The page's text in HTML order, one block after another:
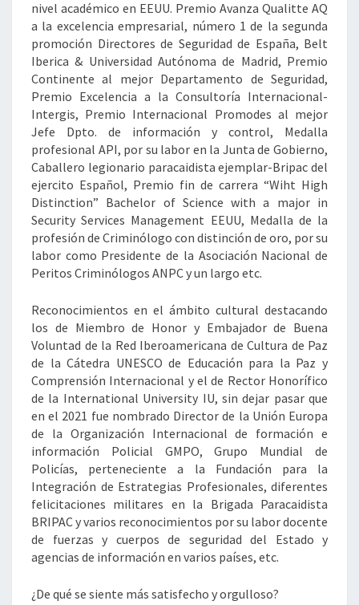
nivel académico en EEUU. Premio Avanza Qualitte AQ
a la excelencia empresarial, número 1 de la segunda
promoción Directores de Seguridad de España, Belt
Iberica & Universidad Autónoma de Madrid, Premio
Continente al mejor Departamento de Seguridad,
Premio Excelencia a la Consultoría Internacional-
Intergis, Premio Internacional Promodes al mejor
Jefe Dpto. de información y control, Medalla
profesional API, por su labor en la Junta de Gobierno,
Caballero legionario paracaidista ejemplar-Bripac del
ejercito Español, Premio fin de carrera “Wiht High
Distinction” Bachelor of Science with a major in
Security Services Management EEUU, Medalla de la
profesión de Criminólogo con distinción de oro, por su
labor como Presidente de la Asociación Nacional de
Peritos Criminólogos ANPC y un largo etc.
Reconocimientos en el ámbito cultural destacando
los de Miembro de Honor y Embajador de Buena
Voluntad de la Red Iberoamericana de Cultura de Paz
de la Cátedra UNESCO de Educación para la Paz y
Comprensión Internacional y el de Rector Honorífico
de la International University IU, sin dejar pasar que
en el 2021 fue nombrado Director de la Unión Europa
de la Organización Internacional de formación e
información Policial GMPO, Grupo Mundial de
Policías, perteneciente a la Fundación para la
Integración de Estrategias Profesionales, diferentes
felicitaciones militares en la Brigada Paracaidista
BRIPAC y varios reconocimientos por su labor docente
de fuerzas y cuerpos de seguridad del Estado y
agencias de información en varios países, etc.
¿De qué se siente más satisfecho y orgulloso?